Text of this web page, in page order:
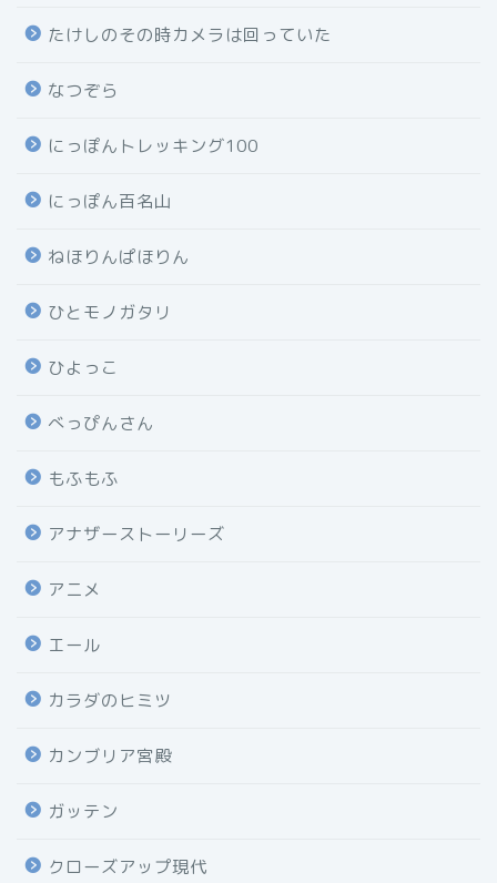
たけしのその時カメラは回っていた
なつぞら
にっぽんトレッキング100
にっぽん百名山
ねほりんぱほりん
ひとモノガタリ
ひよっこ
べっぴんさん
もふもふ
アナザーストーリーズ
アニメ
エール
カラダのヒミツ
カンブリア宮殿
ガッテン
クローズアップ現代